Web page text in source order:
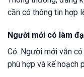
cần có thông tin hợp
Người mới có làm
Có. Người mới vẫn
phù hợp và kế hoạch